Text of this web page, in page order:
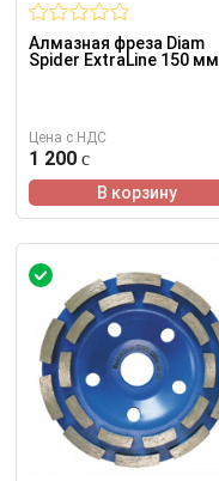
Алмазная фреза Diam
Spider ExtraLine 150 мм
Цена с НДС
1 200
В корзину